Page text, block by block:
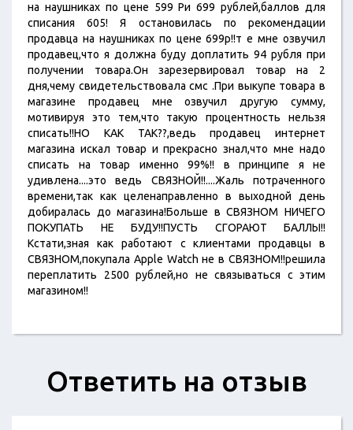
на наушниках по цене 599 Ри 699 рублей,баллов для
списания 605! Я остановилась по рекомендации
продавца на наушниках по цене 699р!!т е мне озвучил
продавец,что я должна буду доплатить 94 рубля при
получении товара.Он зарезервировал товар на 2
дня,чему свидетельствовала смс .При выкупе товара в
магазине продавец мне озвучил другую сумму,
мотивируя это тем,что такую процентность нельзя
списать!!НО КАК ТАК??,ведь продавец интернет
магазина искал товар и прекрасно знал,что мне надо
списать на товар именно 99%!! в принципе я не
удивлена....это ведь СВЯЗНОЙ!!....Жаль потраченного
времени,так как целенаправленно в выходной день
добиралась до магазина!Больше в СВЯЗНОМ НИЧЕГО
ПОКУПАТЬ НЕ БУДУ!!ПУСТЬ СГОРАЮТ БАЛЛЫ!!
Кстати,зная как работают с клиентами продавцы в
СВЯЗНОМ,покупала Apple Watch не в СВЯЗНОМ!!решила
переплатить 2500 рублей,но не связываться с этим
магазином!!
Ответить на отзыв